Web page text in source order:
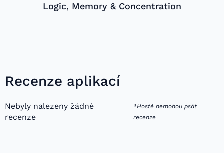
Logic, Memory & Concentration
Recenze aplikací
Nebyly nalezeny žádné
recenze
*Hosté nemohou psát
recenze